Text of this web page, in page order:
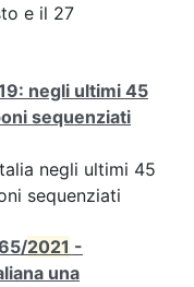
e il 27
negli ultimi 45
sequenziati
negli ultimi 45
sequenziati
2021 -
una